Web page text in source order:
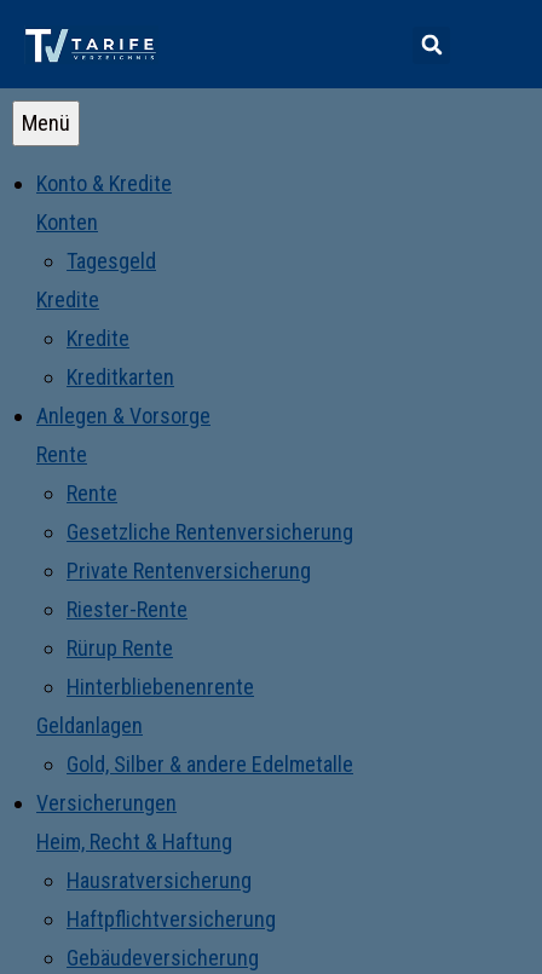
Menü
Konto & Kredite
Konten
Tagesgeld
Kredite
Kredite
Kreditkarten
Anlegen & Vorsorge
Rente
Rente
Gesetzliche Rentenversicherung
Private Rentenversicherung
Riester-Rente
Rürup Rente
Hinterbliebenenrente
Geldanlagen
Gold, Silber & andere Edelmetalle
Versicherungen
Heim, Recht & Haftung
Hausratversicherung
Haftpflichtversicherung
Gebäudeversicherung